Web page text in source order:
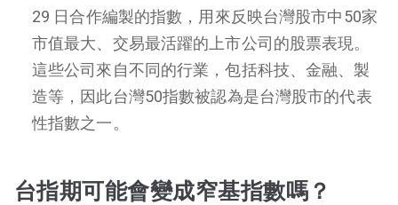
29 日合作編製的指數，用來反映台灣股市中50家
市值最大、交易最活躍的上市公司的股票表現。
這些公司來自不同的行業，包括科技、金融、製
造等，因此台灣50指數被認為是台灣股市的代表
性指數之一。
台指期可能會變成窄基指數嗎？